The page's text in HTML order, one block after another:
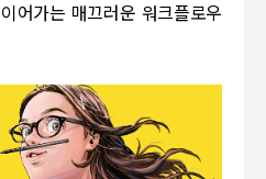
어가는 매끄러운 워크플로우